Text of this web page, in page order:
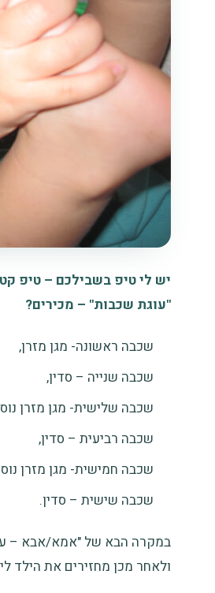
יש לי טיפ בשבילכם – טיפ
"עוגת שכבות" – מכירים?
שכבה ראשונה- מגן מזרן,
שכבה שנייה – סדין,
שכבה שלישית- מגן מזרן
שכבה רביעית – סדין,
שכבה חמישית- מגן מזרן
שכבה שישית – סדין.
במקרה הבא של "אמא/אבא –
ולאחר מכן מחזירים את הילד